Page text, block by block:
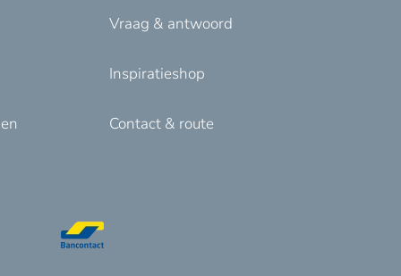
Vraag & antwoord
Inspiratieshop
Contact & route